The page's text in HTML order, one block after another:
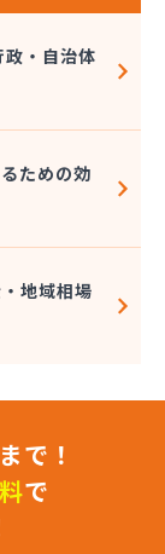
・自治体
ための効
地域相場
で！
で